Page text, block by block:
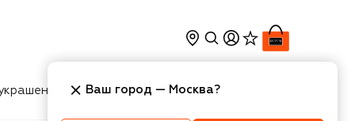
Косметика Интерьер
Ваш город — Москва?